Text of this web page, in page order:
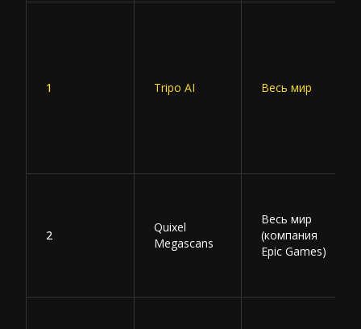
1 Tripo AI Весь мир
2
Quixel
Megascans
Весь мир
(компания
Epic Games)